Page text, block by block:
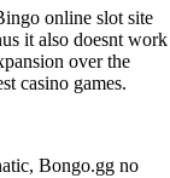
online slot site
it also doesnt work
over the
casino games.
Bongo.gg no